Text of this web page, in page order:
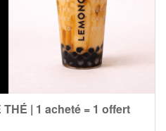
| 1 acheté = 1 offert